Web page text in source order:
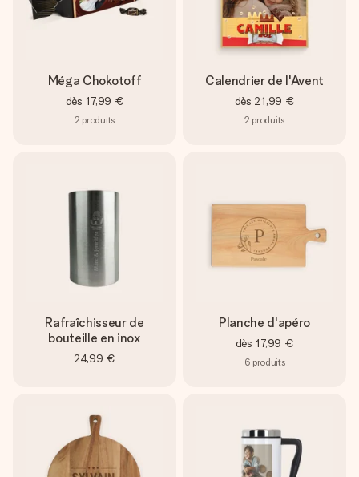
Méga Chokotoff
dès 17,99 €
2 produits
Calendrier de l'Avent
dès 21,99 €
2 produits
Rafraîchisseur de
bouteille en inox
24,99 €
Planche d'apéro
dès 17,99 €
6 produits